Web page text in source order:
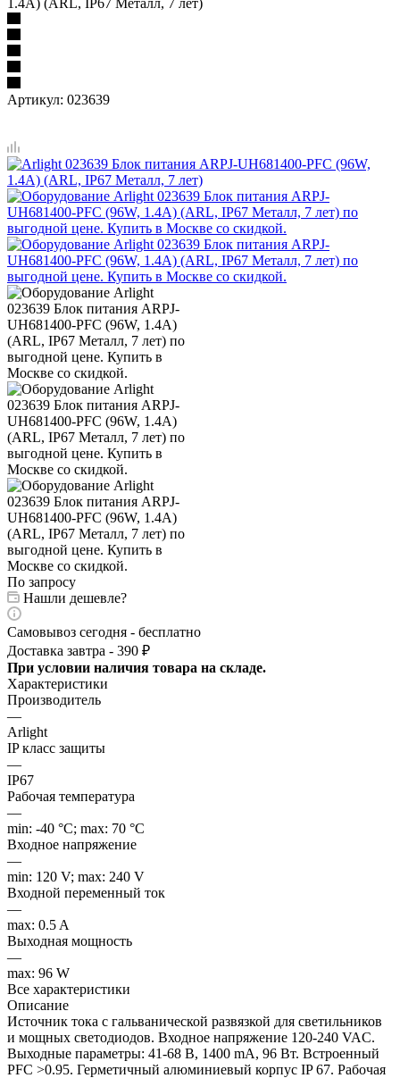
Артикул: 023639
По запросу
Нашли дешевле?
Самовывоз сегодня - бесплатно
Доставка завтра - 390 ₽
При условии наличия товара на складе.
Характеристики
Производитель
—
Arlight
IP класс защиты
—
IP67
Рабочая температура
—
min: -40 °C; max: 70 °C
Входное напряжение
—
min: 120 V; max: 240 V
Входной переменный ток
—
max: 0.5 A
Выходная мощность
—
max: 96 W
Все характеристики
Описание
Источник тока с гальванической развязкой для светильников
и мощных светодиодов. Входное напряжение 120-240 VAC.
Выходные параметры: 41-68 В, 1400 mА, 96 Вт. Встроенный
PFC >0.95. Герметичный алюминиевый корпус IP 67. Рабочая